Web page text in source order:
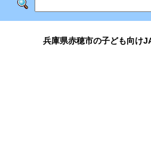
兵庫県赤穂市の子ども向け